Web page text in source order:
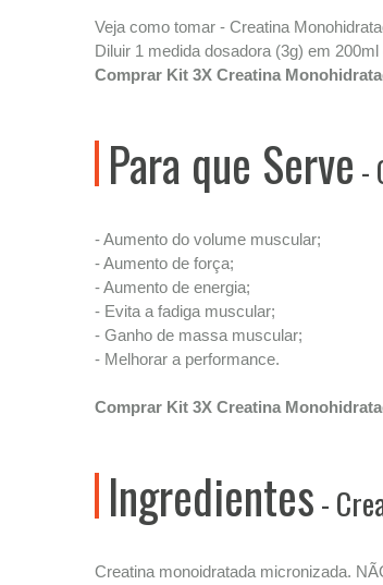
Veja como tomar - Creatina
Diluir 1 medida dosadora (3g) em
Comprar Kit 3X Creatina
Para que Serve -
- Aumento do volume muscular;
- Aumento de força;
- Aumento de energia;
- Evita a fadiga muscular;
- Ganho de massa muscular;
- Melhorar a performance.
Comprar Kit 3X Creatina
Ingredientes-
Creatina monoidratada micronizada.